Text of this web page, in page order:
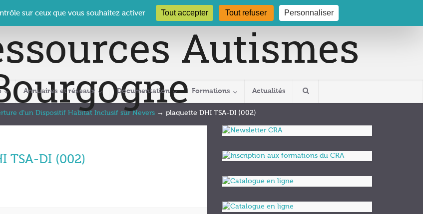
des Présidents – 19-21 rue Coty – 21 000 DIJON cra@crabourgogne.org 03 80 29 54 19
Annuaires et réseaux Documentation Formations Actualités
d’un Dispositif Habitat Inclusif sur Nevers → plaquette DHI TSA-DI (002)
TSA-DI (002)
sur ceux que vous souhaitez activer Tout accepter Tout refuser Personnaliser